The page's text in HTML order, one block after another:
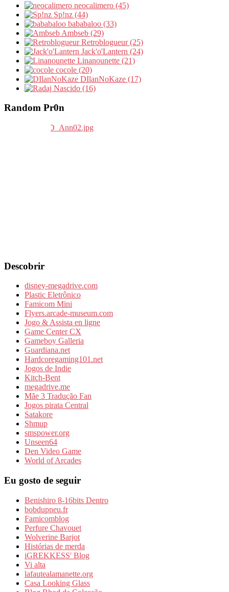
neocalimero (45)
Sp!nz (44)
bababaloo (33)
Ambseb (29)
Retroblogueur (25)
Jack'o'Lantern (24)
Linanounette (21)
cocole (20)
DIlanNoKaze (17)
Nascido (16)
Random Pr0n
Descobrir
disney-megadrive.com
Plastic Eletrônico
Famicom Mini
Flyers.arcade-museum.com
Jogo & Assista en ligne
Game Center CX
Gameboy Galleria
Guardiana.net
Hardcoregaming101.net
Jogos de Indie
Kitch-Bent
megadrive.me
Mãe 3 Tradução Fan
Jogos pirata Central
Satakore
Shmup
smspower.org
Unseen64
Den Video Game
World of Arcades
Eu gosto de seguir
Benishiro 8-16bits Dentro
bobdupneu.fr
Famicomblog
Perfure Chavouet
Wolverine Barjot
Histórias de merda
iGREKKESS' Blog
Vi alta
lafautealamanette.org
Casa Looking Glass